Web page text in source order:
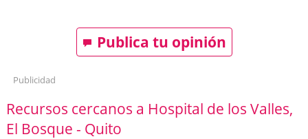
Publica tu opinión
Publicidad
Recursos cercanos a Hospital de los Valles,
El Bosque - Quito